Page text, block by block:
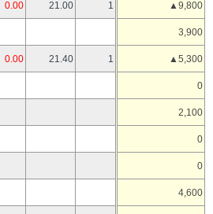
0.00 21.00 1 ▲9,800
3,900
0.00 21.40 1 ▲5,300
0
2,100
0
0
4,600